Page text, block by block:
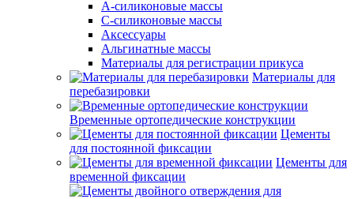
А-силиконовые массы
С-силиконовые массы
Аксессуары
Альгинатные массы
Материалы для регистрации прикуса
Материалы для
перебазировки
Временные ортопедические конструкции
Цементы
для постоянной фиксации
Цементы для
временной фиксации